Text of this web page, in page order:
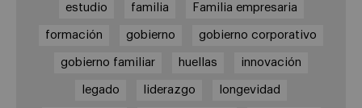
estudio familia Familia empresaria
formación gobierno gobierno corporativo
gobierno familiar huellas innovación
legado liderazgo longevidad